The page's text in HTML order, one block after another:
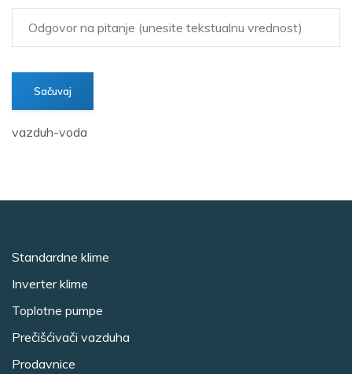
vazduh-voda
Standardne klime
Inverter klime
Toplotne pumpe
Prečišćivači vazduha
Prodavnice